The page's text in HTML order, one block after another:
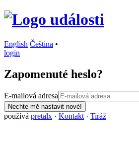
English Čeština •
login
Zapomenuté heslo?
E-mailová adresa
Nechte mě nastavit nové!
používá pretalx · Kontakt · Tiráž